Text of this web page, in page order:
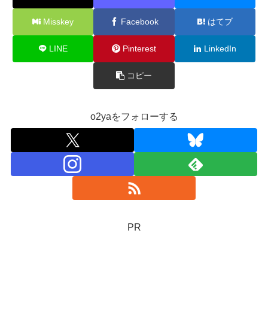
Misskey Facebook はてブ
LINE Pinterest LinkedIn
コピー
o2yaをフォローする
PR